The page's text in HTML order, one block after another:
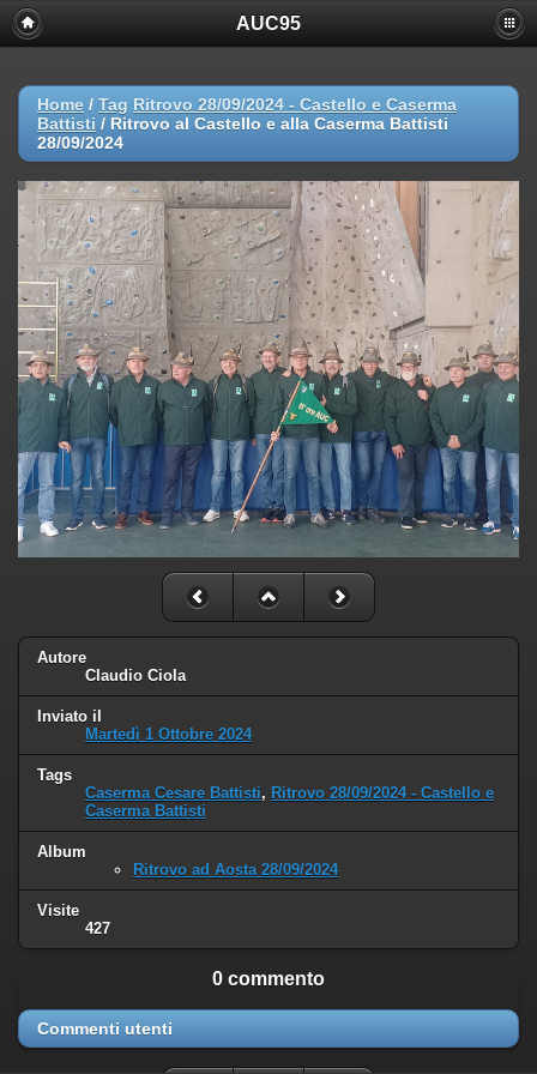
AUC95
Home / Tag Ritrovo 28/09/2024 - Castello e Caserma
Battisti / Ritrovo al Castello e alla Caserma Battisti
28/09/2024
Autore
Claudio Ciola
Inviato il
Martedì 1 Ottobre 2024
Tags
Caserma Cesare Battisti, Ritrovo 28/09/2024 - Castello e
Caserma Battisti
Album
Ritrovo ad Aosta 28/09/2024
Visite
427
0 commento
Commenti utenti